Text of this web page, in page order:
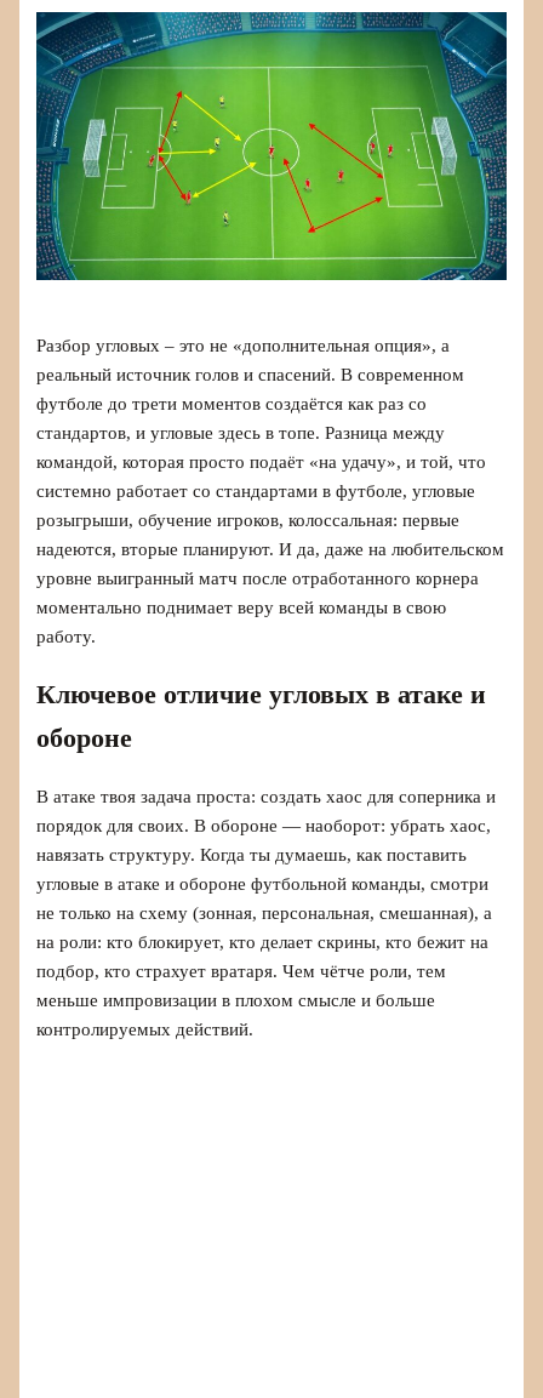
Разбор угловых – это не «дополнительная опция», а
реальный источник голов и спасений. В современном
футболе до трети моментов создаётся как раз со
стандартов, и угловые здесь в топе. Разница между
командой, которая просто подаёт «на удачу», и той, что
системно работает со стандартами в футболе, угловые
розыгрыши, обучение игроков, колоссальная: первые
надеются, вторые планируют. И да, даже на любительском
уровне выигранный матч после отработанного корнера
моментально поднимает веру всей команды в свою
работу.
Ключевое отличие угловых в атаке и
обороне
В атаке твоя задача проста: создать хаос для соперника и
порядок для своих. В обороне — наоборот: убрать хаос,
навязать структуру. Когда ты думаешь, как поставить
угловые в атаке и обороне футбольной команды, смотри
не только на схему (зонная, персональная, смешанная), а
на роли: кто блокирует, кто делает скрины, кто бежит на
подбор, кто страхует вратаря. Чем чётче роли, тем
меньше импровизации в плохом смысле и больше
контролируемых действий.